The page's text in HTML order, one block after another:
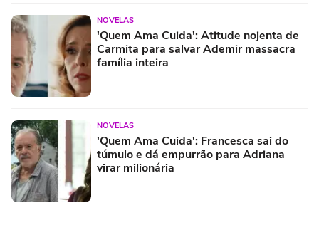
NOVELAS
'Quem Ama Cuida': Atitude nojenta de
Carmita para salvar Ademir massacra
família inteira
NOVELAS
'Quem Ama Cuida': Francesca sai do
túmulo e dá empurrão para Adriana
virar milionária